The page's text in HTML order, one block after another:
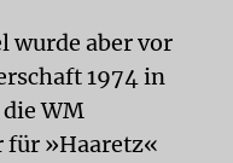
wurde aber vor
1974 in
WM
für »Haaretz«